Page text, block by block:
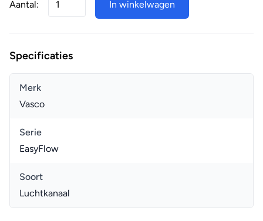
Aantal: In winkelwagen
Specificaties
Merk
Vasco
Serie
EasyFlow
Soort
Luchtkanaal